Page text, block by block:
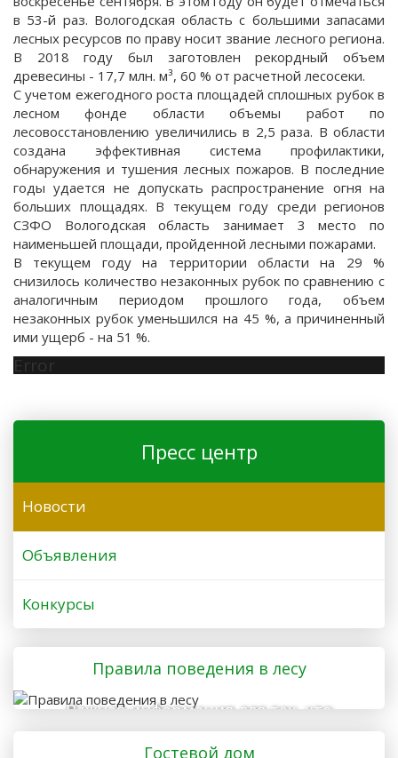
в 53-й раз. Вологодская область с большими запасами
лесных ресурсов по праву носит звание лесного региона.
В 2018 году был заготовлен рекордный объем
древесины - 17,7 млн. м³, 60 % от расчетной лесосеки.
С учетом ежегодного роста площадей сплошных рубок в
лесном фонде области объемы работ по
лесовосстановлению увеличились в 2,5 раза. В области
создана эффективная система профилактики,
обнаружения и тушения лесных пожаров. В последние
годы удается не допускать распространение огня на
больших площадях. В текущем году среди регионов
СЗФО Вологодская область занимает 3 место по
наименьшей площади, пройденной лесными пожарами.
В текущем году на территории области на 29 %
снизилось количество незаконных рубок по сравнению с
аналогичным периодом прошлого года, объем
незаконных рубок уменьшился на 45 %, а причиненный
ими ущерб - на 51 %.
Error
Пресс центр
Новости
Объявления
Конкурсы
Правила поведения в лесу
Важная информация для тех, кто
отправляется в лес
Гостевой дом